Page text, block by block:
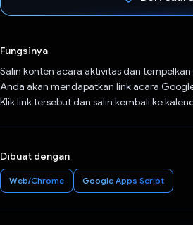
Fungsinya
Salin konten acara aktivitas dan
Anda akan mendapatkan link acara
Klik link tersebut dan salin kembali ke
Dibuat dengan
Web/Chrome Google Apps Script